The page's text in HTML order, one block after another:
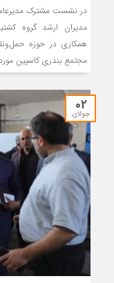
در نشست مشترک
مدیران ارشد گروه
همکاری در حوزه
مجتمع بندری کاسپین
02
جولای